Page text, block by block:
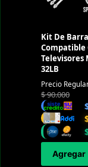
Kit De
Compatible
Televisores
32LB
Precio
$90.000
Agregar